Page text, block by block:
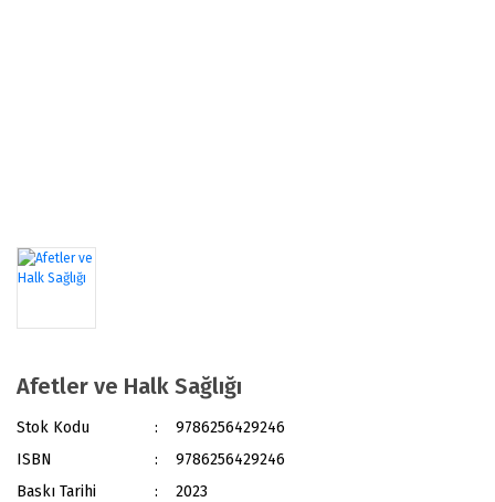
Afetler ve Halk Sağlığı
Stok Kodu
9786256429246
ISBN
9786256429246
Baskı Tarihi
2023